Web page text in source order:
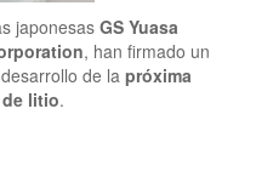
japonesas GS Yuasa
, han firmado un
de la próxima
litio.